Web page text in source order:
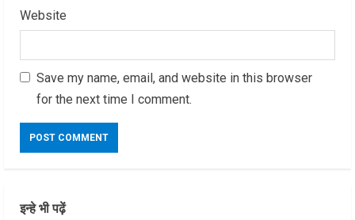
Website
Save my name, email, and website in this browser
for the next time I comment.
इन्हे भी पढ़ें